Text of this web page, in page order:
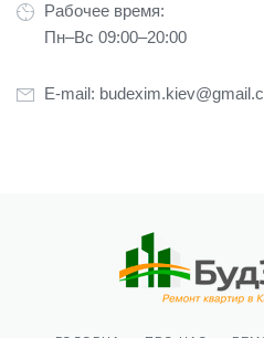
Рабочее время:
Пн–Вс 09:00–20:00
E-mail: